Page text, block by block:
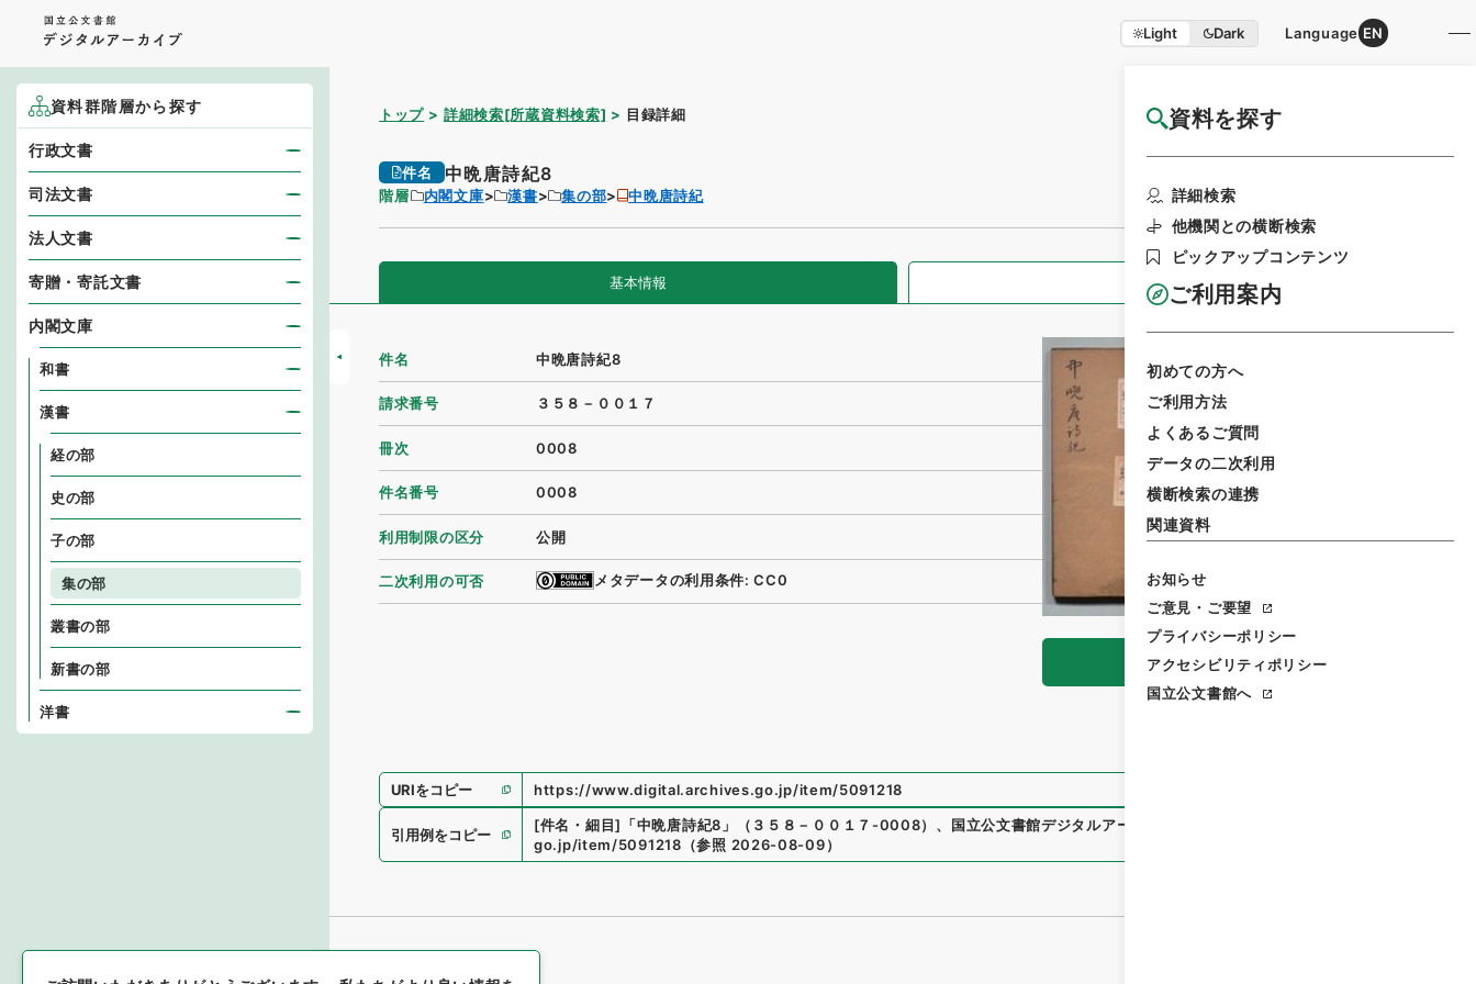
Light Dark Language EN
資料を探す
詳細検索
他機関との横断検索
ピックアップコンテンツ
ご利用案内
初めての方へ
ご利用方法
よくあるご質問
データの二次利用
横断検索の連携
関連資料
お知らせ
ご意見・ご要望
プライバシーポリシー
アクセシビリティポリシー
国立公文書館へ
トップ 詳細検索[所蔵資料検索] 目録詳細 国立公文書館HP利用案内
件名 中晩唐詩紀8
階層 内閣文庫 漢書 集の部 中晩唐詩紀
基本情報 全ての情報
閲覧
件名 中晩唐詩紀8
請求番号 ３５８－００１７
冊次 0008
件名番号 0008
利用制限の区分 公開
二次利用の可否 メタデータの利用条件: CC0
URIをコピー https://www.digital.archives.go.jp/item/5091218
引用例をコピー
[件名・細目] 「中晩唐詩紀8 」 （ ３５８－００１７-0008） 、 国立公文書館デジタルアーカイブ
go.jp/item/5091218 （参照 2026-08-09）
資料群階層から探す
行政文書
司法文書
法人文書
寄贈・寄託文書
内閣文庫
和書
漢書
経の部
史の部
子の部
集の部
叢書の部
新書の部
洋書